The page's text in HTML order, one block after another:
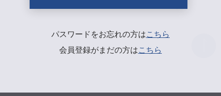
パスワードをお忘れの方はこちら
会員登録がまだの方はこちら